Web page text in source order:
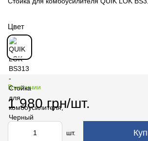
Цвет
В наличии
1 980 грн/шт.
шт.